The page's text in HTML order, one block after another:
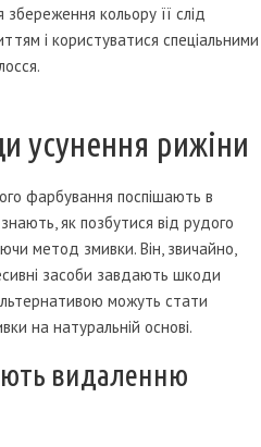
кольору її слід
і користуватися спеціальними
усунення рижіни
фарбування поспішають в
як позбутися від рудого
метод змивки. Він, звичайно,
засоби завдають шкоди
можуть стати
на натуральній основі.
видаленню